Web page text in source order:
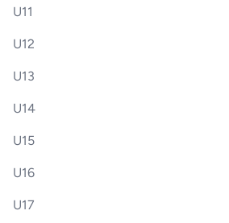
U11
U12
U13
U14
U15
U16
U17